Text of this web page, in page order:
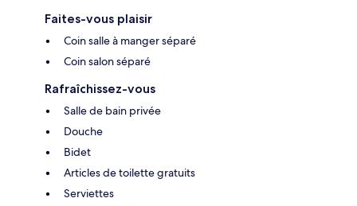
Faites-vous plaisir
Coin salle à manger séparé
Coin salon séparé
Rafraîchissez-vous
Salle de bain privée
Douche
Bidet
Articles de toilette gratuits
Serviettes